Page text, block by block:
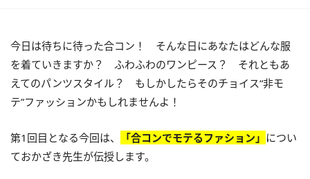
今日は待ちに待った合コン！ そんな日にあなたはどんな服
を着ていきますか？ ふわふわのワンピース？ それともあ
えてのパンツスタイル？ もしかしたらそのチョイス“非モ
テ”ファッションかもしれませんよ！
第1回目となる今回は、 「合コンでモテるファション」 につい
ておかざき先生が伝授します。